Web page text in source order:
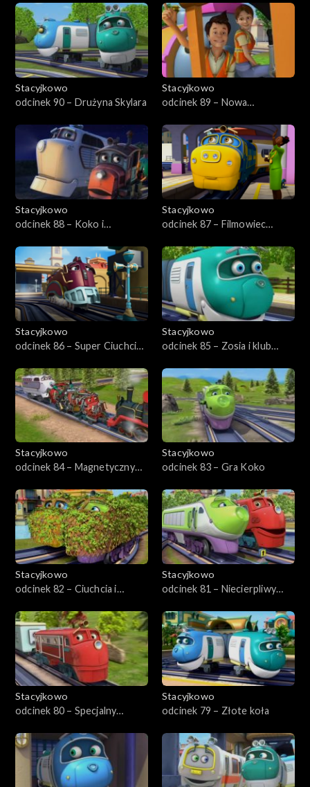
Stacyjkowo
odcinek 90 – Drużyna Skylara
Stacyjkowo
odcinek 89 – Nowa
Stacyjkowo
odcinek 88 – Koko i
Stacyjkowo
odcinek 87 – Filmowiec
Stacyjkowo
odcinek 86 – Super Ciuchcia
Stacyjkowo
odcinek 85 – Zosia i klub
Stacyjkowo
odcinek 84 – Magnetyczny
Stacyjkowo
odcinek 83 – Gra Koko
Stacyjkowo
odcinek 82 – Ciuchcia i
Stacyjkowo
odcinek 81 – Niecierpliwy
Stacyjkowo
odcinek 80 – Specjalny
Stacyjkowo
odcinek 79 – Złote koła